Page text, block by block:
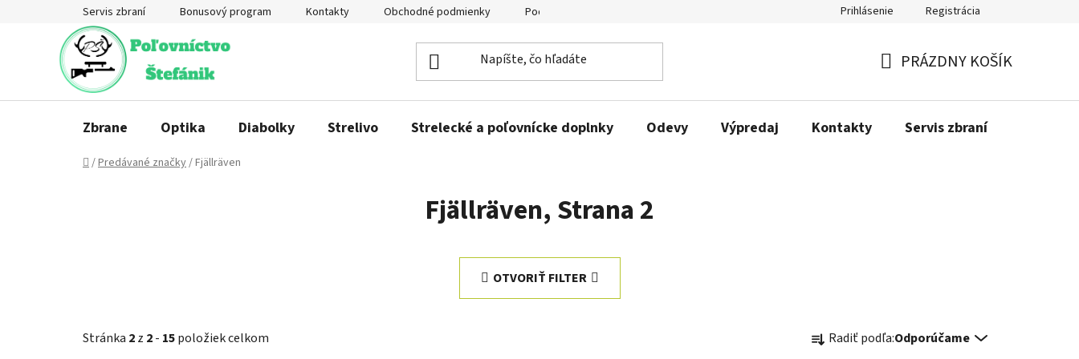
Servis zbraní Bonusový program Kontakty Obchodné podmienky Podmienky ochrany osobných údajov Prihlásenie Registrácia
KOŠÍK
PRÁZDNY KOŠÍK
Zbrane Optika Diabolky Strelivo Strelecké a poľovnícke doplnky Odevy Výpredaj Kontakty Servis zbraní
Domov
/Predávané značky/Fjällräven
Fjällräven, Strana 2
OTVORIŤ FILTER
Stránka 2z 2- 15položiek celkom R
a Radiť podľa:Odporúčame